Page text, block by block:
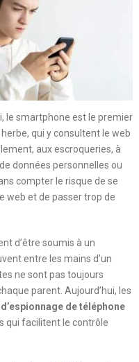
le smartphone est le premier
qui y consultent le web
aux escroqueries, à
données personnelles ou
compter le risque de se
web et de passer trop de
d’être soumis à un
entre les mains d’un
ne sont pas toujours
parent. Aujourd’hui, les
de téléphone
qui facilitent le contrôle